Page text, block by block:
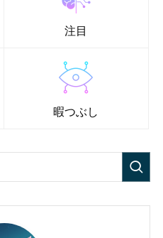
注目
暇つぶし